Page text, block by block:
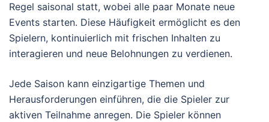
Regel saisonal statt, wobei alle paar Monate neue
Events starten. Diese Häufigkeit ermöglicht es den
Spielern, kontinuierlich mit frischen Inhalten zu
interagieren und neue Belohnungen zu verdienen.
Jede Saison kann einzigartige Themen und
Herausforderungen einführen, die die Spieler zur
aktiven Teilnahme anregen. Die Spieler können